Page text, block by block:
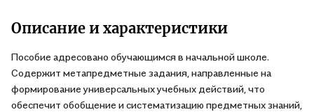
Описание и характеристики
Пособие адресовано обучающимся в начальной школе.
Содержит метапредметные задания, направленные на
формирование универсальных учебных действий, что
обеспечит обобщение и систематизацию предметных знаний,